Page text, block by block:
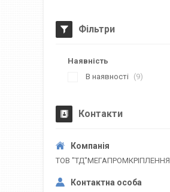
Фільтри
Наявність
В наявності
9
Контакти
ТОВ "ТД"МЕГАПРОМКРІПЛЕННЯ